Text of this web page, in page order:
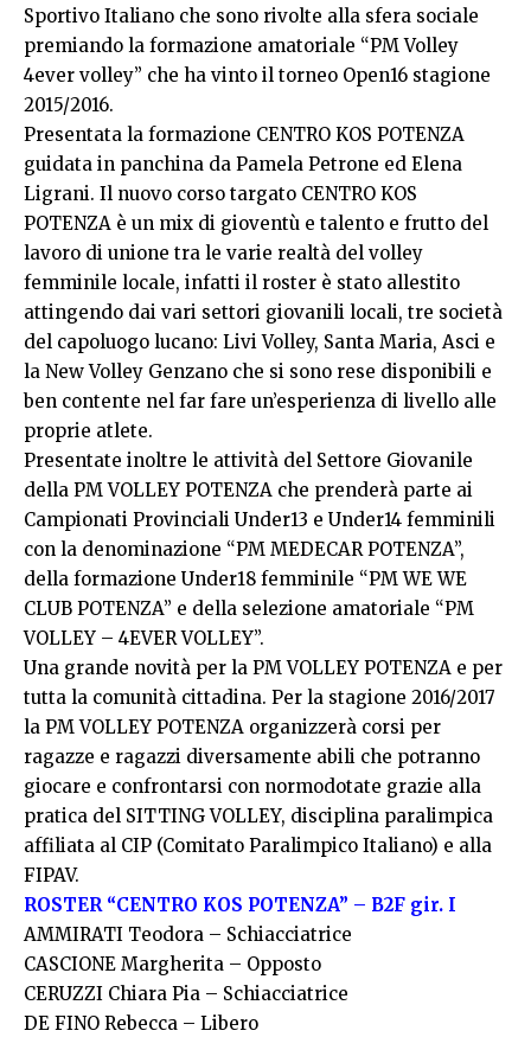
Sportivo Italiano che sono rivolte alla sfera sociale
premiando la formazione amatoriale “PM Volley
4ever volley” che ha vinto il torneo Open16 stagione
2015/2016.
Presentata la formazione CENTRO KOS POTENZA
guidata in panchina da Pamela Petrone ed Elena
Ligrani. Il nuovo corso targato CENTRO KOS
POTENZA è un mix di gioventù e talento e frutto del
lavoro di unione tra le varie realtà del volley
femminile locale, infatti il roster è stato allestito
attingendo dai vari settori giovanili locali, tre società
del capoluogo lucano: Livi Volley, Santa Maria, Asci e
la New Volley Genzano che si sono rese disponibili e
ben contente nel far fare un’esperienza di livello alle
proprie atlete.
Presentate inoltre le attività del Settore Giovanile
della PM VOLLEY POTENZA che prenderà parte ai
Campionati Provinciali Under13 e Under14 femminili
con la denominazione “PM MEDECAR POTENZA”,
della formazione Under18 femminile “PM WE WE
CLUB POTENZA” e della selezione amatoriale “PM
VOLLEY – 4EVER VOLLEY”.
Una grande novità per la PM VOLLEY POTENZA e per
tutta la comunità cittadina. Per la stagione 2016/2017
la PM VOLLEY POTENZA organizzerà corsi per
ragazze e ragazzi diversamente abili che potranno
giocare e confrontarsi con normodotate grazie alla
pratica del SITTING VOLLEY, disciplina paralimpica
affiliata al CIP (Comitato Paralimpico Italiano) e alla
FIPAV.
ROSTER “CENTRO KOS POTENZA” – B2F gir. I
AMMIRATI Teodora – Schiacciatrice
CASCIONE Margherita – Opposto
CERUZZI Chiara Pia – Schiacciatrice
DE FINO Rebecca – Libero